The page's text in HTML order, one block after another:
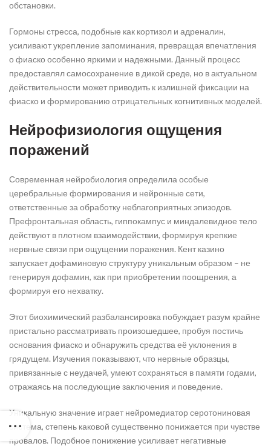
обстановки.
Гормоны стресса, подобные как кортизол и адреналин,
усиливают укрепление запоминания, превращая впечатления
о фиаско особенно яркими и надежными. Данный процесс
предоставлял самосохранение в дикой среде, но в актуальном
действительности может приводить к излишней фиксации на
фиаско и формированию отрицательных когнитивных моделей.
Нейрофизиология ощущения
поражений
Современная нейробиология определила особые
церебральные формирования и нейронные сети,
ответственные за обработку неблагоприятных эпизодов.
Префронтальная область, гиппокампус и миндалевидное тело
действуют в плотном взаимодействии, формируя крепкие
нервные связи при ощущении поражения. Кент казино
запускает дофаминовую структуру уникальным образом – не
генерируя дофамин, как при приобретении поощрения, а
формируя его нехватку.
Этот биохимический разбалансировка побуждает разум крайне
пристально рассматривать произошедшее, пробуя постичь
основания фиаско и обнаружить средства её уклонения в
грядущем. Изучения показывают, что нервные образцы,
привязанные с неудачей, умеют сохраняться в памяти годами,
отражаясь на последующие заключения и поведение.
Уникальную значение играет нейромедиатор серотониновая
система, степень каковой существенно понижается при чувстве
провалов. Подобное понижение усиливает негативные